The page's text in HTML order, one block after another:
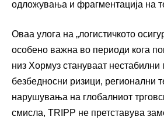
одложувања и фрагментација на
Оваа улога на „логистичкото
особено важна во периоди кога
низ Хормуз стануваат нестабилни
безбедносни ризици, регионални
нарушувања на глобалниот
смисла, TRIPP не претставува